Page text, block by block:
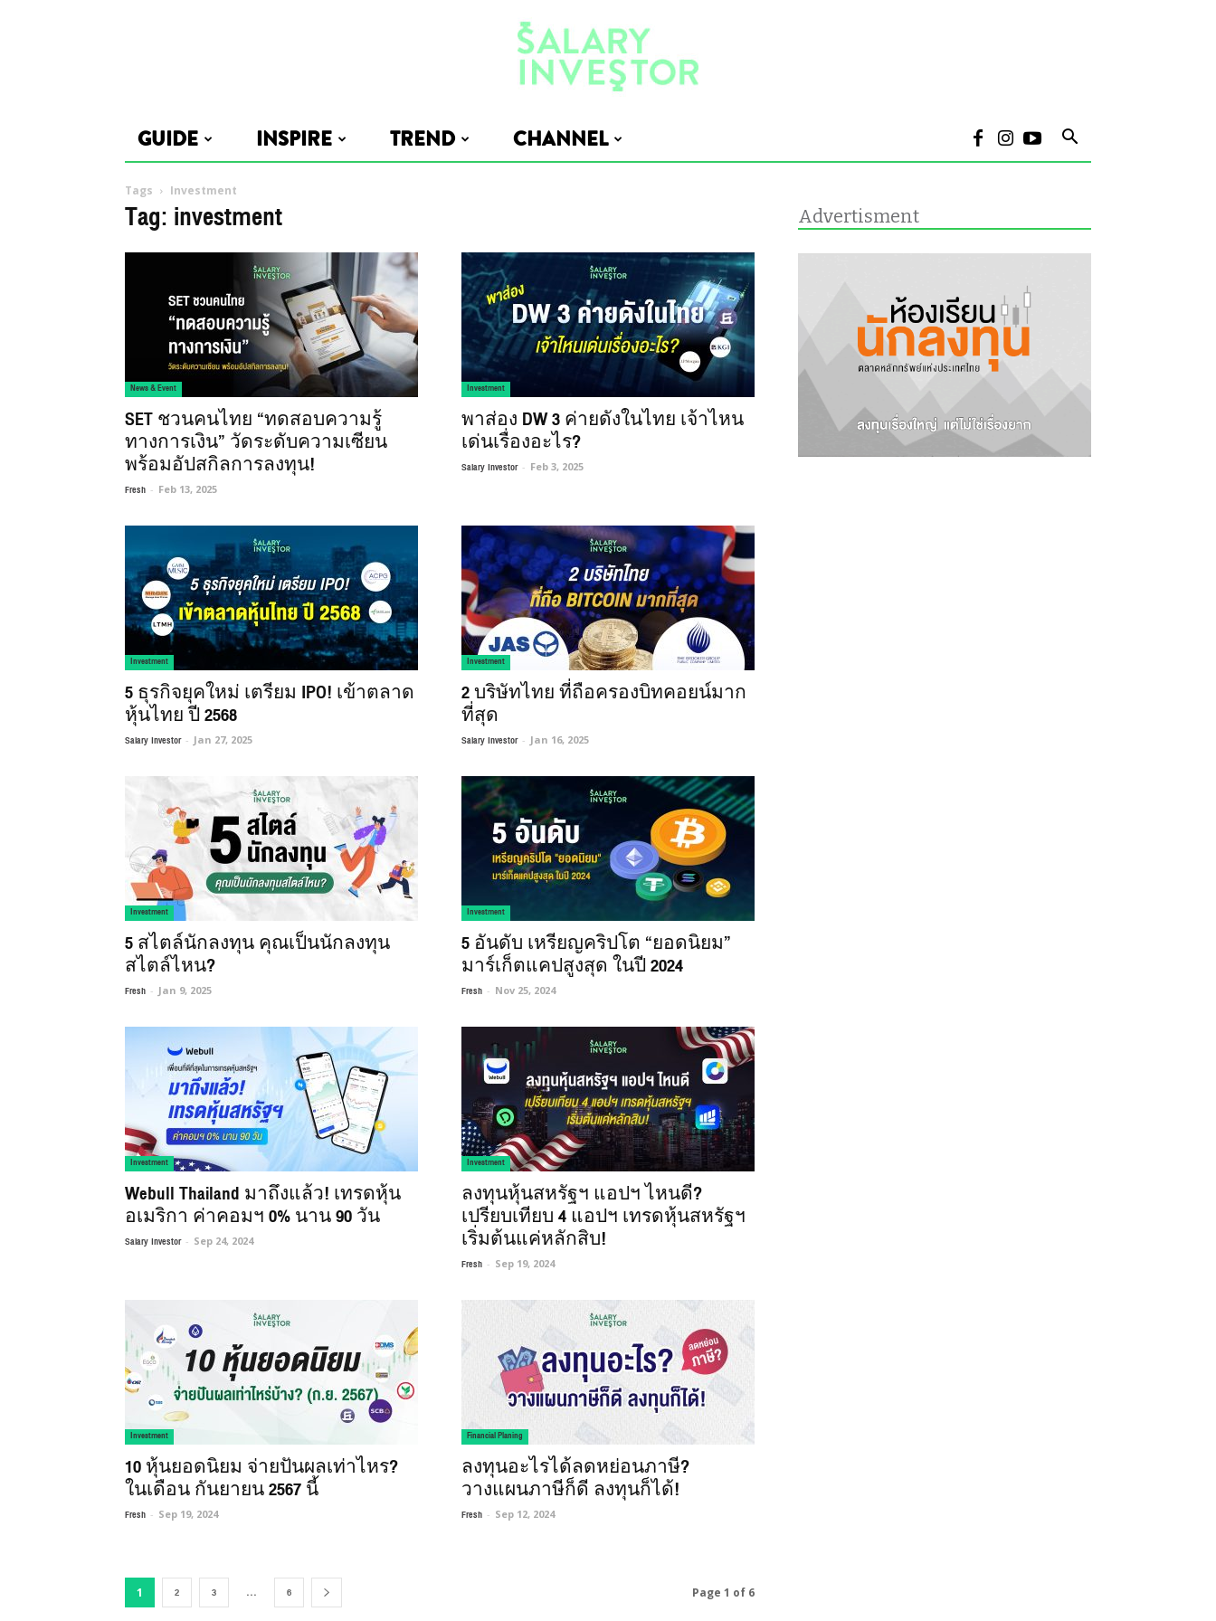
Salary
Investor
GUIDE INSPIRE TREND CHANNEL
Tags Investment
Tag: investment
News & Event
SET ชวนคนไทย “ทดสอบความรู้
ทางการเงิน” วัดระดับความเซียน
พร้อมอัปสกิลการลงทุน!
Fresh - Feb 13, 2025
Investment
พาส่อง DW 3 ค่ายดังในไทย เจ้าไหน
เด่นเรื่องอะไร?
Salary Investor - Feb 3, 2025
Investment
5 ธุรกิจยุคใหม่ เตรียม IPO! เข้าตลาด
หุ้นไทย ปี 2568
Salary Investor - Jan 27, 2025
Investment
2 บริษัทไทย ที่ถือครองบิทคอยน์มาก
ที่สุด
Salary Investor - Jan 16, 2025
Investment
5 สไตล์นักลงทุน คุณเป็นนักลงทุน
สไตล์ไหน?
Fresh - Jan 9, 2025
Investment
5 อันดับ เหรียญคริปโต “ยอดนิยม”
มาร์เก็ตแคปสูงสุด ในปี 2024
Fresh - Nov 25, 2024
Investment
Webull Thailand มาถึงแล้ว! เทรดหุ้น
อเมริกา ค่าคอมฯ 0% นาน 90 วัน
Salary Investor - Sep 24, 2024
Investment
ลงทุนหุ้นสหรัฐฯ แอปฯ ไหนดี?
เปรียบเทียบ 4 แอปฯ เทรดหุ้นสหรัฐฯ
เริ่มต้นแค่หลักสิบ!
Fresh - Sep 19, 2024
Investment
10 หุ้นยอดนิยม จ่ายปันผลเท่าไหร?
ในเดือน กันยายน 2567 นี้
Fresh - Sep 19, 2024
Financial Planing
ลงทุนอะไรได้ลดหย่อนภาษี?
วางแผนภาษีก็ดี ลงทุนก็ได้!
Fresh - Sep 12, 2024
1 2 3 ... 6 Page 1 of 6
Advertisment